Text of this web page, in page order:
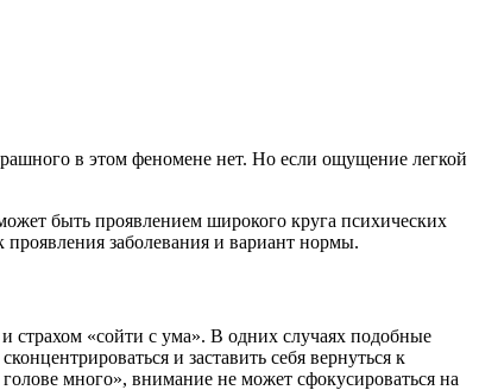
в этом феномене нет. Но если ощущение легкой
быть проявлением широкого круга психических
заболевания и вариант нормы.
страхом «сойти с ума». В одних случаях подобные
и заставить себя вернуться к
много», внимание не может сфокусироваться на